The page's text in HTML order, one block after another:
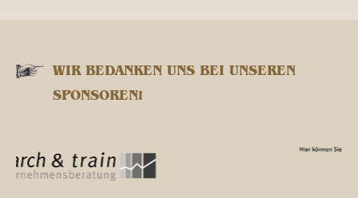
WIR BEDANKEN UNS BEI UNSEREN
SPONSOREN!